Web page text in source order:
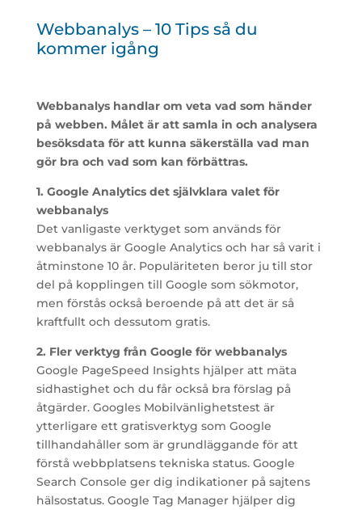
Webbanalys – 10 Tips så du
kommer igång
Webbanalys handlar om veta vad som händer
på webben. Målet är att samla in och analysera
besöksdata för att kunna säkerställa vad man
gör bra och vad som kan förbättras.
1. Google Analytics det självklara valet för
webbanalys
Det vanligaste verktyget som används för
webbanalys är Google Analytics och har så varit i
åtminstone 10 år. Populäriteten beror ju till stor
del på kopplingen till Google som sökmotor,
men förstås också beroende på att det är så
kraftfullt och dessutom gratis.
2. Fler verktyg från Google för webbanalys
Google PageSpeed Insights hjälper att mäta
sidhastighet och du får också bra förslag på
åtgärder. Googles Mobilvänlighetstest är
ytterligare ett gratisverktyg som Google
tillhandahåller som är grundläggande för att
förstå webbplatsens tekniska status. Google
Search Console ger dig indikationer på sajtens
hälsostatus. Google Tag Manager hjälper dig